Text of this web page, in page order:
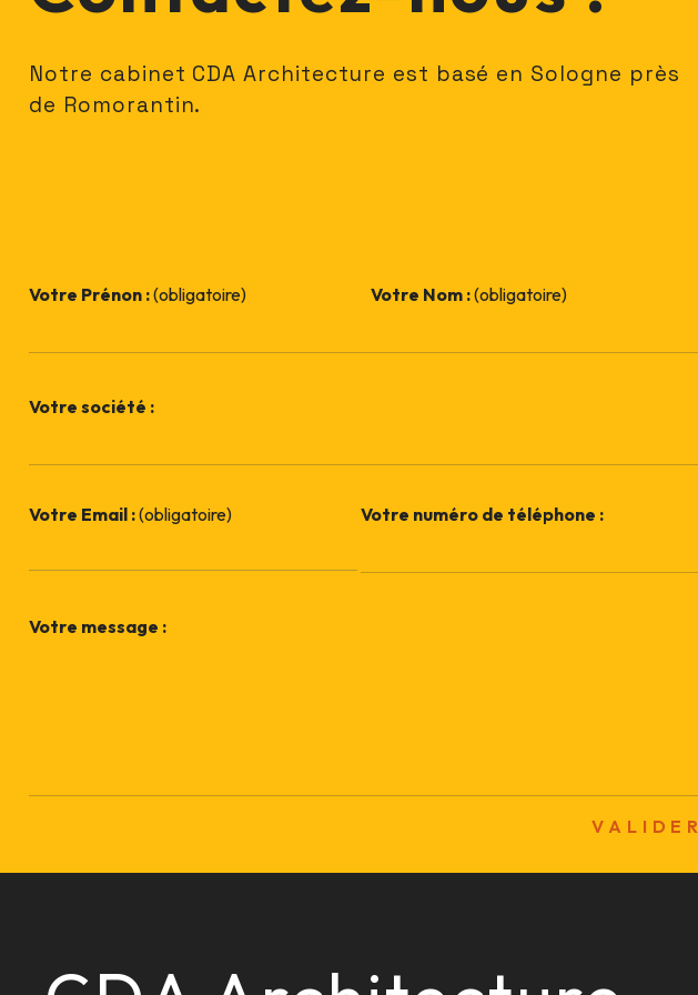
Notre cabinet CDA Architecture est basé en Sologne près
de Romorantin.
Votre Prénon :(obligatoire) Votre Nom :(obligatoire)
Votre société :
Votre Email :(obligatoire) Votre numéro de téléphone :
Votre message :
VALIDER